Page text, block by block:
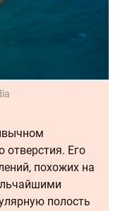
отверстия. Его
похожих на
полость